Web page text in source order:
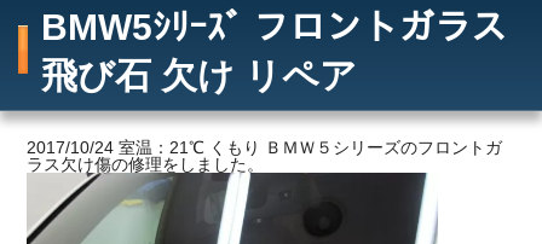
会社案内
メリット
ご利用の流れ
価格
BMW5ｼﾘｰｽﾞ フロントガラス
飛び石 欠け リペア
2017/10/24 室温：21℃ くもり ＢＭＷ５シリーズのフロントガ
ラス欠け傷の修理をしました。